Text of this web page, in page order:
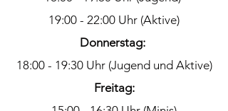
19:00 - 22:00 Uhr (Aktive)
Donnerstag:
18:00 - 19:30 Uhr (Jugend und Aktive)
Freitag: